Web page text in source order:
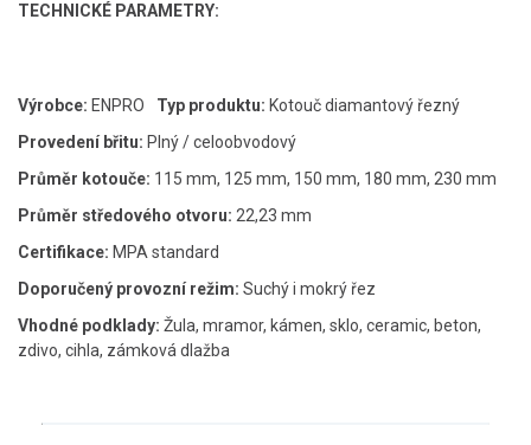
TECHNICKÉ PARAMETRY:
Výrobce: ENPRO Typ produktu: Kotouč diamantový řezný
Provedení břitu: Plný / celoobvodový
Průměr kotouče: 115 mm, 125 mm, 150 mm, 180 mm, 230 mm
Průměr středového otvoru: 22,23 mm
Certifikace: MPA standard
Doporučený provozní režim: Suchý i mokrý řez
Vhodné podklady: Žula, mramor, kámen, sklo, ceramic, beton,
zdivo, cihla, zámková dlažba